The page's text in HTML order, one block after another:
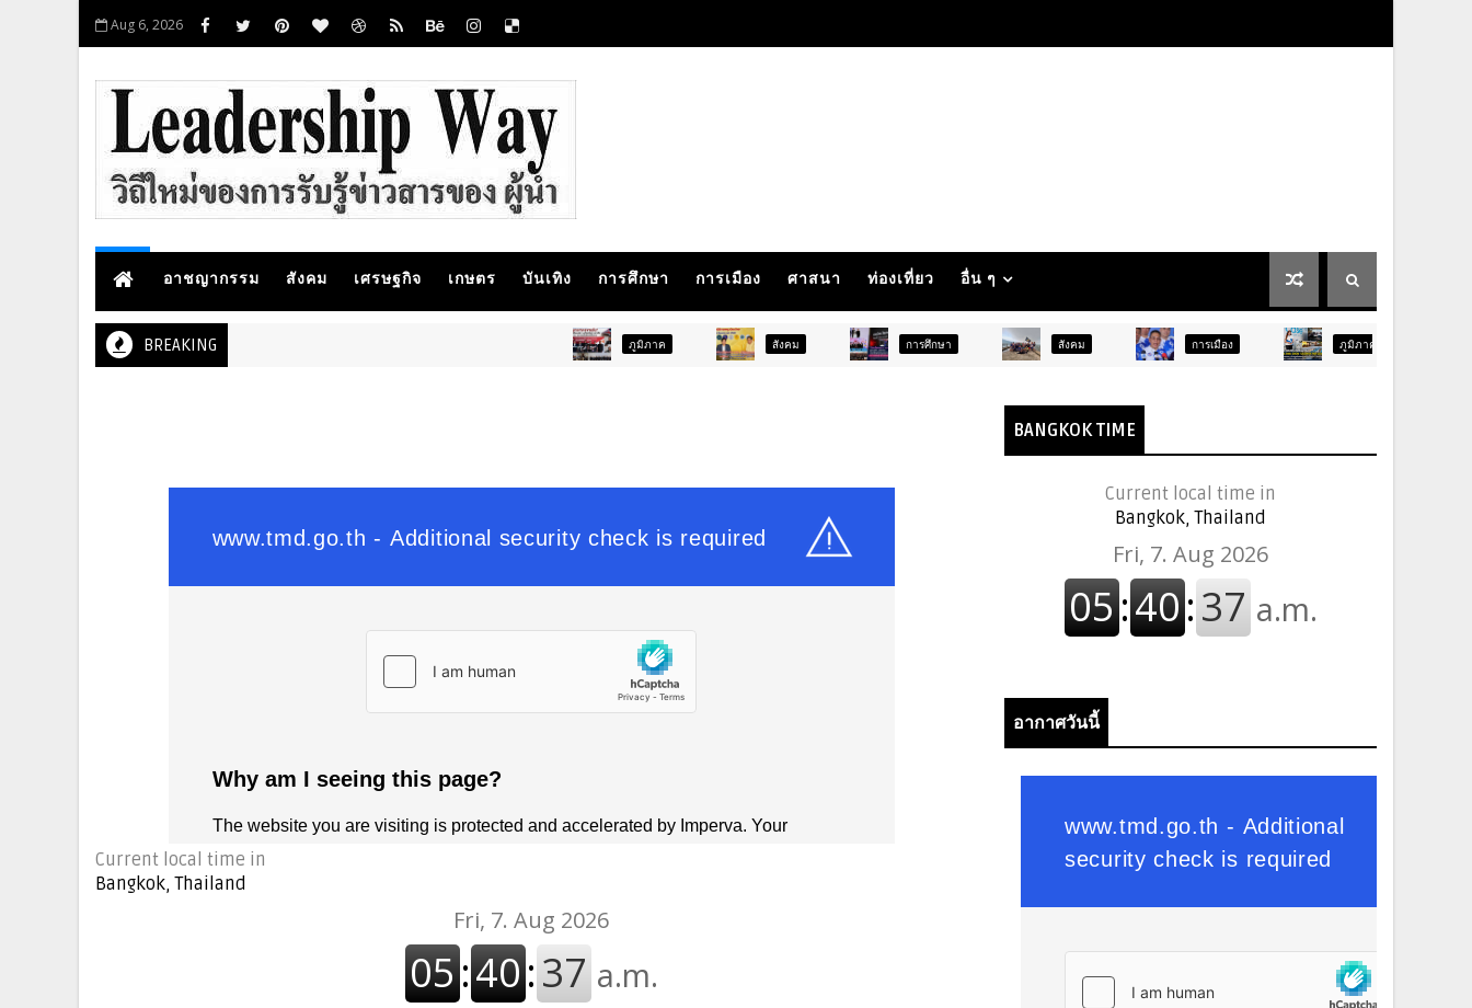
Aug 6, 2026
อาชญากรรม สังคม เศรษฐกิจ เกษตร บันเทิง การศึกษา การเมือง ศาสนา ท่องเที่ยว อื่น ๆ
BREAKING สังคม การศึกษา สังคม การเมือง ภูมิภาค ท่องเที่ยว
Current local time in
Bangkok, Thailand
BANGKOK TIME
Current local time in
Bangkok, Thailand
อากาศวันนี้